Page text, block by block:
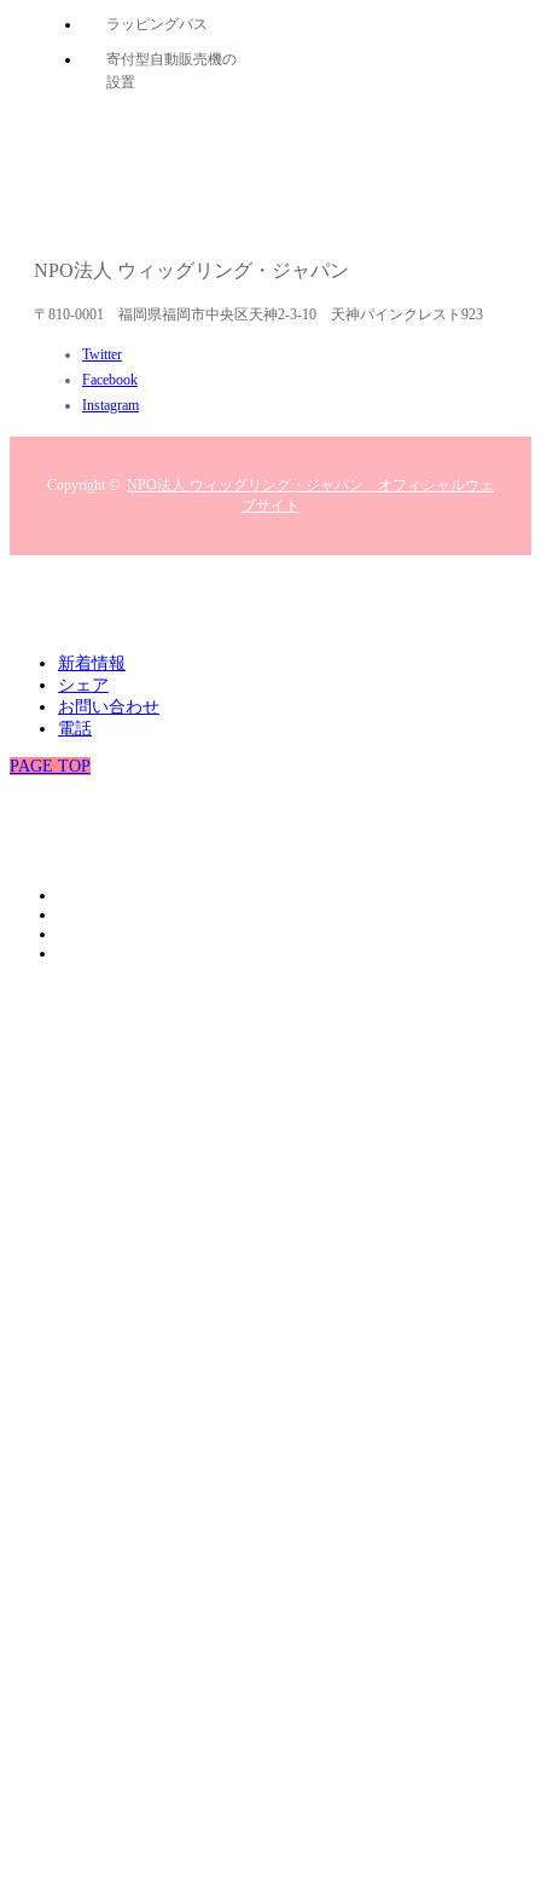
ラッピングバス
寄付型自動販売機の
設置
NPO法人 ウィッグリング・ジャパン
〒810-0001 福岡県福岡市中央区天神2-3-10 天神パインクレスト923
Twitter
Facebook
Instagram
Copyright © NPO法人 ウィッグリング・ジャパン オフィシャルウェ
ブサイト
新着情報
シェア
お問い合わせ
電話
PAGE TOP